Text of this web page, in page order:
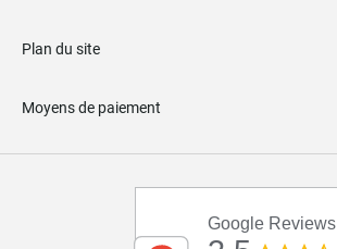
Plan du site
Moyens de paiement
Google Reviews